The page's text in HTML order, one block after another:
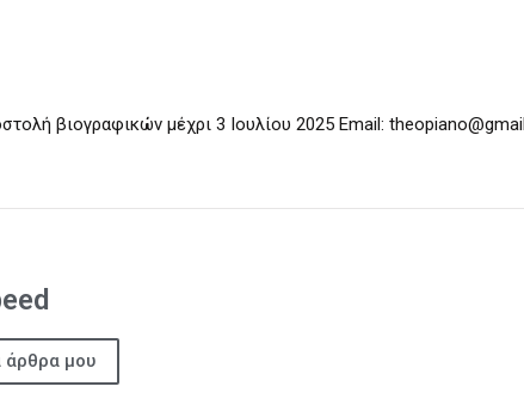
βιογραφικών μέχρι 3 Ιουλίου 2025 Email:
άρθρα μου